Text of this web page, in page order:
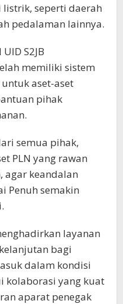
seperti daerah
pedalaman lainnya.
S2JB
memiliki sistem
aset-aset
pihak
semua pihak,
PLN yang rawan
agar keandalan
Penuh semakin
layanan
bagi
dalam kondisi
kolaborasi yang kuat
aparat penegak